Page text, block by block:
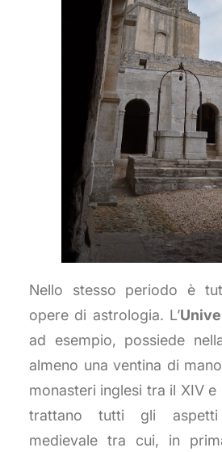
Nello stesso periodo è
opere di astrologia. L’
ad esempio, possiede
almeno una ventina di
monasteri inglesi tra il XIV
trattano tutti gli aspetti
medievale tra cui, in